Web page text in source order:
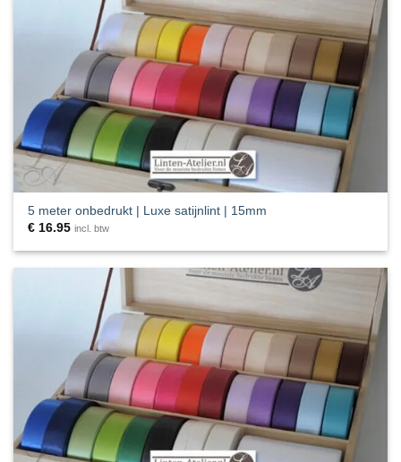
5 meter onbedrukt | Luxe satijnlint | 15mm
€ 16.95 incl. btw